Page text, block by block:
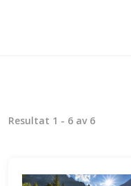
Resultat 1 - 6 av 6